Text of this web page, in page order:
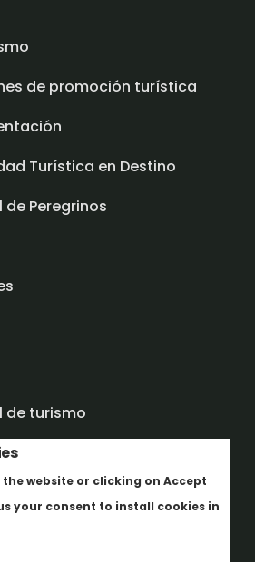
website or clicking on Accept
your consent to install cookies in
de promoción turística
Turística en Destino
Peregrinos
de turismo